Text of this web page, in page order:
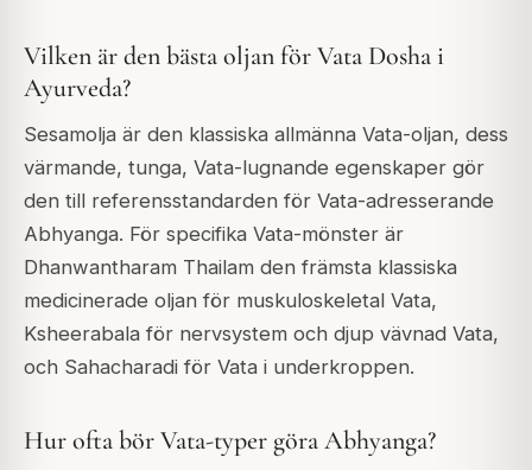
Vilken är den bästa oljan för Vata Dosha i
Ayurveda?
Sesamolja är den klassiska allmänna Vata-oljan, dess
värmande, tunga, Vata-lugnande egenskaper gör
den till referensstandarden för Vata-adresserande
Abhyanga. För specifika Vata-mönster är
Dhanwantharam Thailam den främsta klassiska
medicinerade oljan för muskuloskeletal Vata,
Ksheerabala för nervsystem och djup vävnad Vata,
och Sahacharadi för Vata i underkroppen.
Hur ofta bör Vata-typer göra Abhyanga?